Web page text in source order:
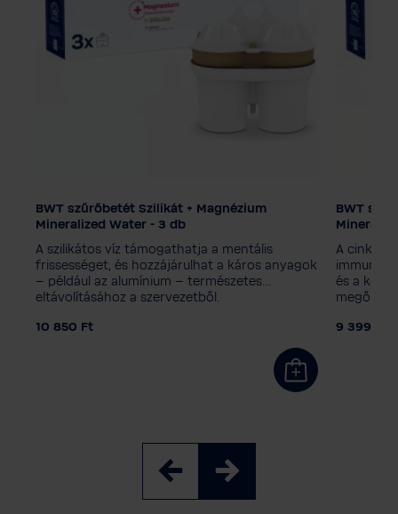
Szűrő technológia
Magnézium Mineralized Water
CINC + Magnézium Mineralized Water
Szilikát + Magnézium Mineralized Water
Kiegyensúlyozott lúgos + magnézium
BWT szűrőbetét Szilikát + Magnézium
Mineralized Water - 3 db
A szilikátos víz támogathatja a mentális
frissességet, és hozzájárulhat a káros anyagok
– például az alumínium – természetes
eltávolításához a szervezetből.
10 850 Ft
Szűrő
CINC +
Szilikát
BWT
A cinkkel
és a
9 399 Ft